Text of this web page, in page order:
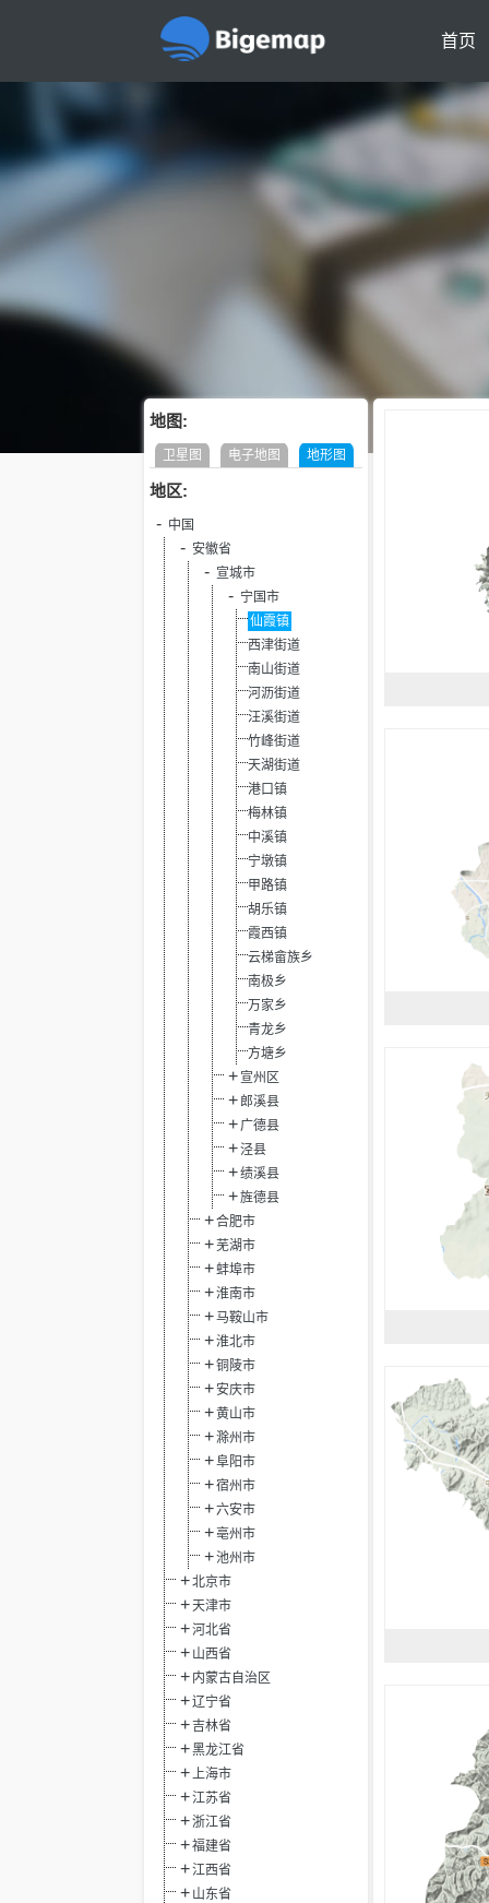
首页
地图:
卫星图 电子地图 地形图
地区:
中国
安徽省
宣城市
宁国市
仙霞镇
西津街道
南山街道
河沥街道
汪溪街道
竹峰街道
天湖街道
港口镇
梅林镇
中溪镇
宁墩镇
甲路镇
胡乐镇
霞西镇
云梯畲族乡
南极乡
万家乡
青龙乡
方塘乡
宣州区
郎溪县
广德县
泾县
绩溪县
旌德县
合肥市
芜湖市
蚌埠市
淮南市
马鞍山市
淮北市
铜陵市
安庆市
黄山市
滁州市
阜阳市
宿州市
六安市
亳州市
池州市
北京市
天津市
河北省
山西省
内蒙古自治区
辽宁省
吉林省
黑龙江省
上海市
江苏省
浙江省
福建省
江西省
山东省